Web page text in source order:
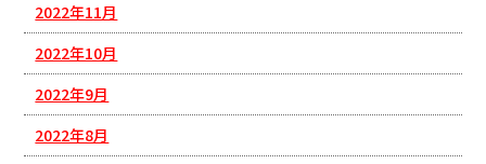
2022年11月
2022年10月
2022年9月
2022年8月